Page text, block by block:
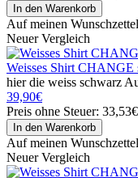
Auf meinen Wunschzettel
Neuer Vergleich
Weisses Shirt CHANGE
hier die weiss schwarz
39,90€
Preis ohne Steuer: 33,53€
Auf meinen Wunschzettel
Neuer Vergleich